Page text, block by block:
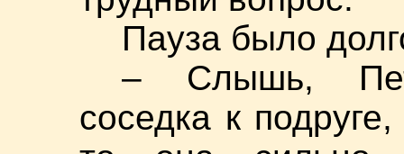
Пауза было
– Слышь,
соседка к